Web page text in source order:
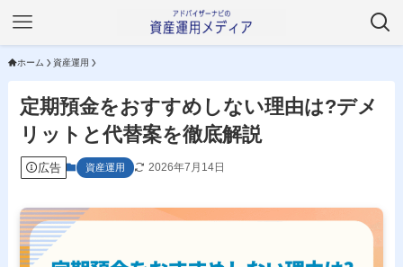
ホーム 資産運用
定期預金をおすすめしない理由は?デメ
リットと代替案を徹底解説
広告 資産運用 2026年7月14日